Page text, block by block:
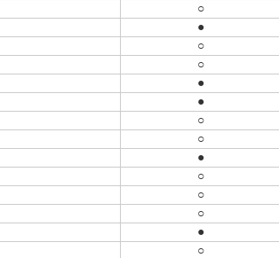
○
●
○
○
●
●
○
○
●
○
○
○
●
○